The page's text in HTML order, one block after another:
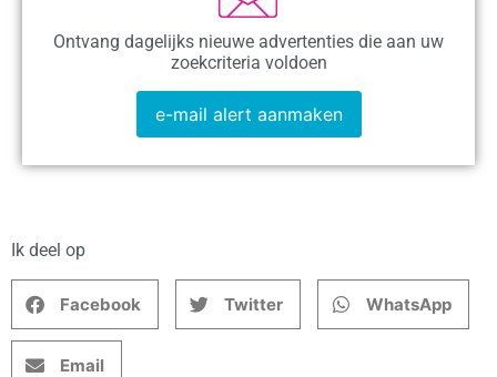
Ontvang dagelijks nieuwe advertenties die aan uw
zoekcriteria voldoen
e-mail alert aanmaken
Ik deel op
Facebook Twitter WhatsApp
Email